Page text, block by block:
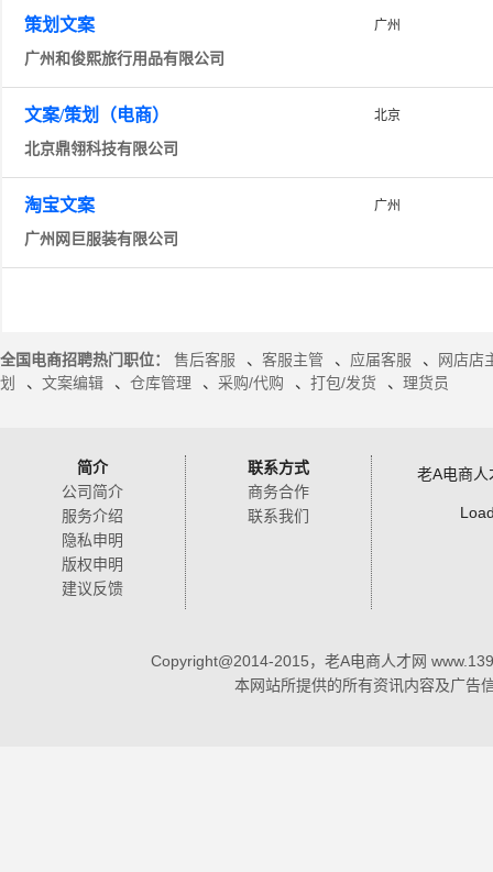
策划文案
广州和俊熙旅行用品有限公司
广州
文案/策划（电商）
北京鼎翎科技有限公司
北京
淘宝文案
广州网巨服装有限公司
广州
全国电商招聘热门职位： 售后客服 、 客服主管 、 应届客服 、
网店店
划
、 文案编辑 、 仓库管理 、 采购/代购 、 打包/发货 、 理货员
简介
公司简介
服务介绍
隐私申明
版权申明
建议反馈
联系方式
商务合作
联系我们
老A电商人
Copyright@2014-2015，老A电商人才网
本网站所提供的所有资讯内容及广告